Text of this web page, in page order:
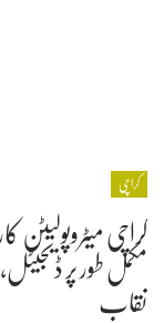
کراچی
کراچی میٹروپولیٹن
نقاب